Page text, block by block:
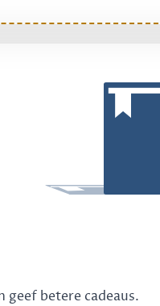
geef betere cadeaus.